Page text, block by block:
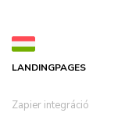
LANDINGPAGES
Zapier integráció